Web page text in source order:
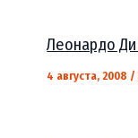
Леонардо
4 августа, 2008 /